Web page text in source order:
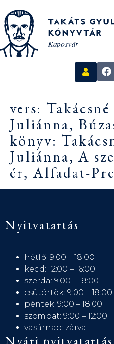
vers:
Juliánna,
könyv:
Juliánna, A
ér, Alfadat-
Nyitvatartás
hétfő: 9:00 – 18:00
kedd: 12:00 – 16:00
szerda: 9:00 – 18:00
csütörtök: 9:00 – 18:00
péntek: 9:00 – 18:00
szombat: 9:00 – 12:00
vasárnap: zárva